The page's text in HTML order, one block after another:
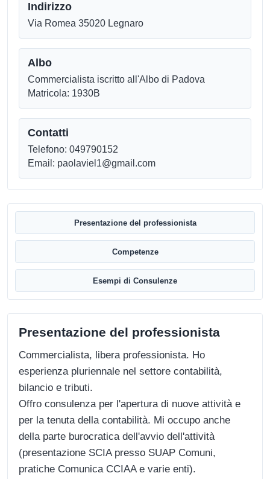
Indirizzo
Via Romea 35020 Legnaro
Albo
Commercialista iscritto all'Albo di Padova
Matricola: 1930B
Contatti
Telefono: 049790152
Email: paolaviel1@gmail.com
Presentazione del professionista
Competenze
Esempi di Consulenze
Presentazione del professionista
Commercialista, libera professionista. Ho
esperienza pluriennale nel settore contabilità,
bilancio e tributi.
Offro consulenza per l'apertura di nuove attività e
per la tenuta della contabilità. Mi occupo anche
della parte burocratica dell'avvio dell'attività
(presentazione SCIA presso SUAP Comuni,
pratiche Comunica CCIAA e varie enti).